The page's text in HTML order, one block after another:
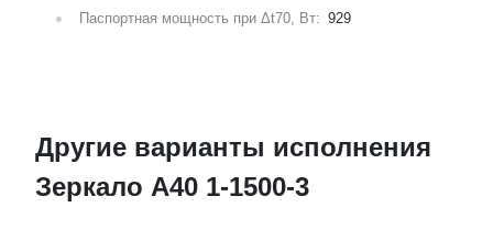
Паспортная мощность при Δt70, Вт: 929
Другие варианты исполнения
Зеркало А40 1-1500-3